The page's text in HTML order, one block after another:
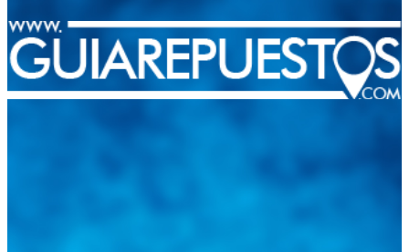
locales, nacionales e internacionales.